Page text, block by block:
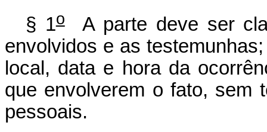
§ 1oA parte deve ser
envolvidos e as
local, data e hora da
que envolverem o fato, sem
pessoais.